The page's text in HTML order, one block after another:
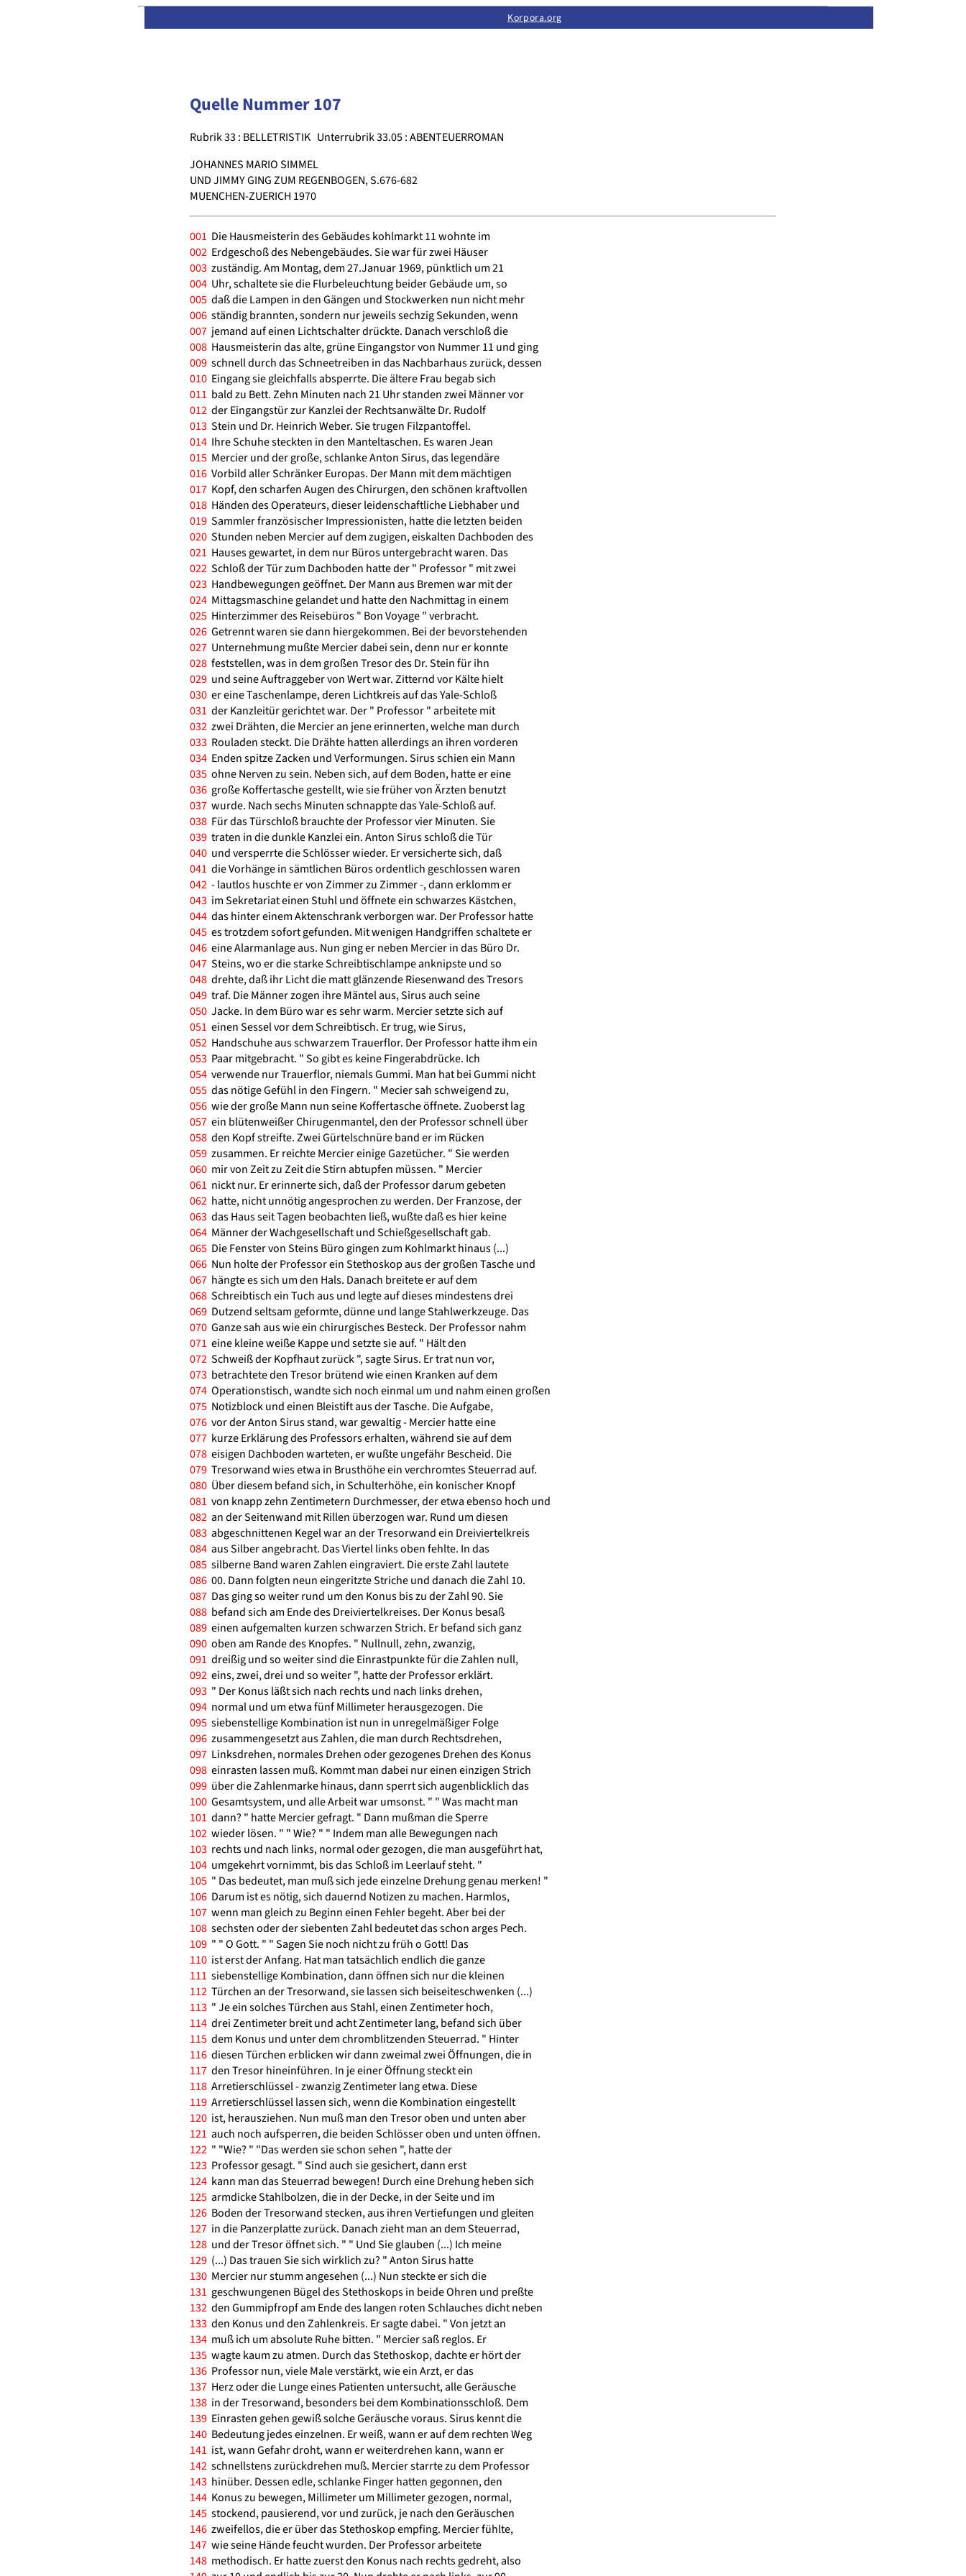
Feedback·Korpora.org
Quelle Nummer 107
Rubrik 33 : BELLETRISTIK Unterrubrik 33.05 : ABENTEUERROMAN
JOHANNES MARIO SIMMEL
UND JIMMY GING ZUM REGENBOGEN, S.676-682
MUENCHEN-ZUERICH 1970
001 Die Hausmeisterin des Gebäudes kohlmarkt 11 wohnte im
002 Erdgeschoß des Nebengebäudes. Sie war für zwei Häuser
003 zuständig. Am Montag, dem 27.Januar 1969, pünktlich um 21
004 Uhr, schaltete sie die Flurbeleuchtung beider Gebäude um, so
005 daß die Lampen in den Gängen und Stockwerken nun nicht mehr
006 ständig brannten, sondern nur jeweils sechzig Sekunden, wenn
007 jemand auf einen Lichtschalter drückte. Danach verschloß die
008 Hausmeisterin das alte, grüne Eingangstor von Nummer 11 und ging
009 schnell durch das Schneetreiben in das Nachbarhaus zurück, dessen
010 Eingang sie gleichfalls absperrte. Die ältere Frau begab sich
011 bald zu Bett. Zehn Minuten nach 21 Uhr standen zwei Männer vor
012 der Eingangstür zur Kanzlei der Rechtsanwälte Dr. Rudolf
013 Stein und Dr. Heinrich Weber. Sie trugen Filzpantoffel.
014 Ihre Schuhe steckten in den Manteltaschen. Es waren Jean
015 Mercier und der große, schlanke Anton Sirus, das legendäre
016 Vorbild aller Schränker Europas. Der Mann mit dem mächtigen
017 Kopf, den scharfen Augen des Chirurgen, den schönen kraftvollen
018 Händen des Operateurs, dieser leidenschaftliche Liebhaber und
019 Sammler französischer Impressionisten, hatte die letzten beiden
020 Stunden neben Mercier auf dem zugigen, eiskalten Dachboden des
021 Hauses gewartet, in dem nur Büros untergebracht waren. Das
022 Schloß der Tür zum Dachboden hatte der " Professor " mit zwei
023 Handbewegungen geöffnet. Der Mann aus Bremen war mit der
024 Mittagsmaschine gelandet und hatte den Nachmittag in einem
025 Hinterzimmer des Reisebüros " Bon Voyage " verbracht.
026 Getrennt waren sie dann hiergekommen. Bei der bevorstehenden
027 Unternehmung mußte Mercier dabei sein, denn nur er konnte
028 feststellen, was in dem großen Tresor des Dr. Stein für ihn
029 und seine Auftraggeber von Wert war. Zitternd vor Kälte hielt
030 er eine Taschenlampe, deren Lichtkreis auf das Yale-Schloß
031 der Kanzleitür gerichtet war. Der " Professor " arbeitete mit
032 zwei Drähten, die Mercier an jene erinnerten, welche man durch
033 Rouladen steckt. Die Drähte hatten allerdings an ihren vorderen
034 Enden spitze Zacken und Verformungen. Sirus schien ein Mann
035 ohne Nerven zu sein. Neben sich, auf dem Boden, hatte er eine
036 große Koffertasche gestellt, wie sie früher von Ärzten benutzt
037 wurde. Nach sechs Minuten schnappte das Yale-Schloß auf.
038 Für das Türschloß brauchte der Professor vier Minuten. Sie
039 traten in die dunkle Kanzlei ein. Anton Sirus schloß die Tür
040 und versperrte die Schlösser wieder. Er versicherte sich, daß
041 die Vorhänge in sämtlichen Büros ordentlich geschlossen waren
042 - lautlos huschte er von Zimmer zu Zimmer -, dann erklomm er
043 im Sekretariat einen Stuhl und öffnete ein schwarzes Kästchen,
044 das hinter einem Aktenschrank verborgen war. Der Professor hatte
045 es trotzdem sofort gefunden. Mit wenigen Handgriffen schaltete er
046 eine Alarmanlage aus. Nun ging er neben Mercier in das Büro Dr.
047 Steins, wo er die starke Schreibtischlampe anknipste und so
048 drehte, daß ihr Licht die matt glänzende Riesenwand des Tresors
049 traf. Die Männer zogen ihre Mäntel aus, Sirus auch seine
050 Jacke. In dem Büro war es sehr warm. Mercier setzte sich auf
051 einen Sessel vor dem Schreibtisch. Er trug, wie Sirus,
052 Handschuhe aus schwarzem Trauerflor. Der Professor hatte ihm ein
053 Paar mitgebracht. " So gibt es keine Fingerabdrücke. Ich
054 verwende nur Trauerflor, niemals Gummi. Man hat bei Gummi nicht
055 das nötige Gefühl in den Fingern. " Mecier sah schweigend zu,
056 wie der große Mann nun seine Koffertasche öffnete. Zuoberst lag
057 ein blütenweißer Chirugenmantel, den der Professor schnell über
058 den Kopf streifte. Zwei Gürtelschnüre band er im Rücken
059 zusammen. Er reichte Mercier einige Gazetücher. " Sie werden
060 mir von Zeit zu Zeit die Stirn abtupfen müssen. " Mercier
061 nickt nur. Er erinnerte sich, daß der Professor darum gebeten
062 hatte, nicht unnötig angesprochen zu werden. Der Franzose, der
063 das Haus seit Tagen beobachten ließ, wußte daß es hier keine
064 Männer der Wachgesellschaft und Schießgesellschaft gab.
065 Die Fenster von Steins Büro gingen zum Kohlmarkt hinaus (...)
066 Nun holte der Professor ein Stethoskop aus der großen Tasche und
067 hängte es sich um den Hals. Danach breitete er auf dem
068 Schreibtisch ein Tuch aus und legte auf dieses mindestens drei
069 Dutzend seltsam geformte, dünne und lange Stahlwerkzeuge. Das
070 Ganze sah aus wie ein chirurgisches Besteck. Der Professor nahm
071 eine kleine weiße Kappe und setzte sie auf. " Hält den
072 Schweiß der Kopfhaut zurück ", sagte Sirus. Er trat nun vor,
073 betrachtete den Tresor brütend wie einen Kranken auf dem
074 Operationstisch, wandte sich noch einmal um und nahm einen großen
075 Notizblock und einen Bleistift aus der Tasche. Die Aufgabe,
076 vor der Anton Sirus stand, war gewaltig - Mercier hatte eine
077 kurze Erklärung des Professors erhalten, während sie auf dem
078 eisigen Dachboden warteten, er wußte ungefähr Bescheid. Die
079 Tresorwand wies etwa in Brusthöhe ein verchromtes Steuerrad auf.
080 Über diesem befand sich, in Schulterhöhe, ein konischer Knopf
081 von knapp zehn Zentimetern Durchmesser, der etwa ebenso hoch und
082 an der Seitenwand mit Rillen überzogen war. Rund um diesen
083 abgeschnittenen Kegel war an der Tresorwand ein Dreiviertelkreis
084 aus Silber angebracht. Das Viertel links oben fehlte. In das
085 silberne Band waren Zahlen eingraviert. Die erste Zahl lautete
086 00. Dann folgten neun eingeritzte Striche und danach die Zahl 10.
087 Das ging so weiter rund um den Konus bis zu der Zahl 90. Sie
088 befand sich am Ende des Dreiviertelkreises. Der Konus besaß
089 einen aufgemalten kurzen schwarzen Strich. Er befand sich ganz
090 oben am Rande des Knopfes. " Nullnull, zehn, zwanzig,
091 dreißig und so weiter sind die Einrastpunkte für die Zahlen null,
092 eins, zwei, drei und so weiter ", hatte der Professor erklärt.
093 " Der Konus läßt sich nach rechts und nach links drehen,
094 normal und um etwa fünf Millimeter herausgezogen. Die
095 siebenstellige Kombination ist nun in unregelmäßiger Folge
096 zusammengesetzt aus Zahlen, die man durch Rechtsdrehen,
097 Linksdrehen, normales Drehen oder gezogenes Drehen des Konus
098 einrasten lassen muß. Kommt man dabei nur einen einzigen Strich
099 über die Zahlenmarke hinaus, dann sperrt sich augenblicklich das
100 Gesamtsystem, und alle Arbeit war umsonst. " " Was macht man
101 dann? " hatte Mercier gefragt. " Dann mußman die Sperre
102 wieder lösen. " " Wie? " " Indem man alle Bewegungen nach
103 rechts und nach links, normal oder gezogen, die man ausgeführt hat,
104 umgekehrt vornimmt, bis das Schloß im Leerlauf steht. "
105 " Das bedeutet, man muß sich jede einzelne Drehung genau merken! "
106 Darum ist es nötig, sich dauernd Notizen zu machen. Harmlos,
107 wenn man gleich zu Beginn einen Fehler begeht. Aber bei der
108 sechsten oder der siebenten Zahl bedeutet das schon arges Pech.
109 " " O Gott. " " Sagen Sie noch nicht zu früh o Gott! Das
110 ist erst der Anfang. Hat man tatsächlich endlich die ganze
111 siebenstellige Kombination, dann öffnen sich nur die kleinen
112 Türchen an der Tresorwand, sie lassen sich beiseiteschwenken (...)
113 " Je ein solches Türchen aus Stahl, einen Zentimeter hoch,
114 drei Zentimeter breit und acht Zentimeter lang, befand sich über
115 dem Konus und unter dem chromblitzenden Steuerrad. " Hinter
116 diesen Türchen erblicken wir dann zweimal zwei Öffnungen, die in
117 den Tresor hineinführen. In je einer Öffnung steckt ein
118 Arretierschlüssel - zwanzig Zentimeter lang etwa. Diese
119 Arretierschlüssel lassen sich, wenn die Kombination eingestellt
120 ist, herausziehen. Nun muß man den Tresor oben und unten aber
121 auch noch aufsperren, die beiden Schlösser oben und unten öffnen.
122 " "Wie? " "Das werden sie schon sehen ", hatte der
123 Professor gesagt. " Sind auch sie gesichert, dann erst
124 kann man das Steuerrad bewegen! Durch eine Drehung heben sich
125 armdicke Stahlbolzen, die in der Decke, in der Seite und im
126 Boden der Tresorwand stecken, aus ihren Vertiefungen und gleiten
127 in die Panzerplatte zurück. Danach zieht man an dem Steuerrad,
128 und der Tresor öffnet sich. " " Und Sie glauben (...) Ich meine
129 (...) Das trauen Sie sich wirklich zu? " Anton Sirus hatte
130 Mercier nur stumm angesehen (...) Nun steckte er sich die
131 geschwungenen Bügel des Stethoskops in beide Ohren und preßte
132 den Gummipfropf am Ende des langen roten Schlauches dicht neben
133 den Konus und den Zahlenkreis. Er sagte dabei. " Von jetzt an
134 muß ich um absolute Ruhe bitten. " Mercier saß reglos. Er
135 wagte kaum zu atmen. Durch das Stethoskop, dachte er hört der
136 Professor nun, viele Male verstärkt, wie ein Arzt, er das
137 Herz oder die Lunge eines Patienten untersucht, alle Geräusche
138 in der Tresorwand, besonders bei dem Kombinationsschloß. Dem
139 Einrasten gehen gewiß solche Geräusche voraus. Sirus kennt die
140 Bedeutung jedes einzelnen. Er weiß, wann er auf dem rechten Weg
141 ist, wann Gefahr droht, wann er weiterdrehen kann, wann er
142 schnellstens zurückdrehen muß. Mercier starrte zu dem Professor
143 hinüber. Dessen edle, schlanke Finger hatten gegonnen, den
144 Konus zu bewegen, Millimeter um Millimeter gezogen, normal,
145 stockend, pausierend, vor und zurück, je nach den Geräuschen
146 zweifellos, die er über das Stethoskop empfing. Mercier fühlte,
147 wie seine Hände feucht wurden. Der Professor arbeitete
148 methodisch. Er hatte zuerst den Konus nach rechts gedreht, also
Korpora.org